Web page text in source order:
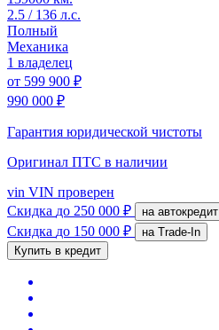
2.5 / 136 л.с.
Полный
Механика
1 владелец
от 599 900 ₽
990 000 ₽
Гарантия юридической чистоты
Оригинал ПТС в наличии
vin VIN проверен
Скидка до 250 000 ₽ на автокредит
Скидка до 150 000 ₽
на Trade-In
Купить в кредит